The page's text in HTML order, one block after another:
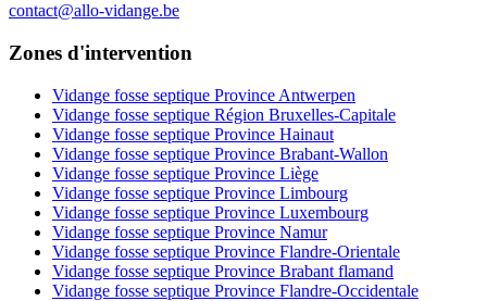
contact@allo-vidange.be
Zones d'intervention
Vidange fosse septique Province Antwerpen
Vidange fosse septique Région Bruxelles-Capitale
Vidange fosse septique Province Hainaut
Vidange fosse septique Province Brabant-Wallon
Vidange fosse septique Province Liège
Vidange fosse septique Province Limbourg
Vidange fosse septique Province Luxembourg
Vidange fosse septique Province Namur
Vidange fosse septique Province Flandre-Orientale
Vidange fosse septique Province Brabant flamand
Vidange fosse septique Province Flandre-Occidentale